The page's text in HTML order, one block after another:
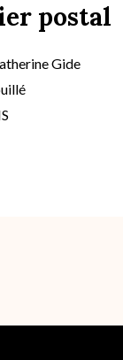
postal
Gide